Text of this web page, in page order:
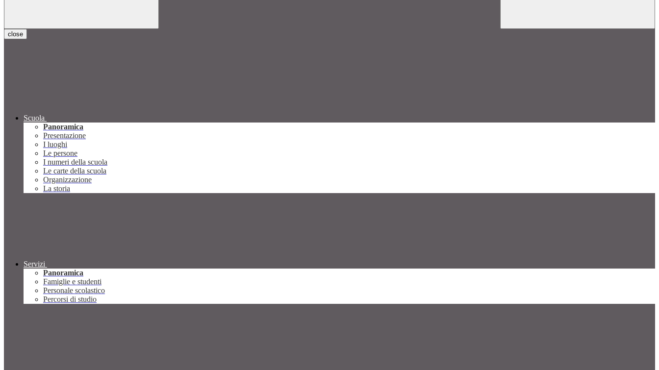
close
Scuola
Panoramica
Presentazione
I luoghi
Le persone
I numeri della scuola
Le carte della scuola
Organizzazione
La storia
Servizi
Panoramica
Famiglie e studenti
Personale scolastico
Percorsi di studio